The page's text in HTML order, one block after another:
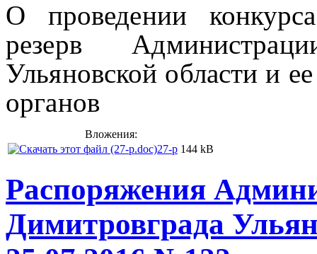
О проведении
резерв
Ульяновской областии
органов
Вложения:
27-p 144 kB
Распоряжения
Димитровграда